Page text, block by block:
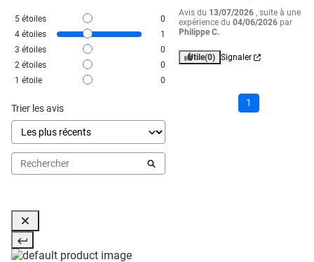
5 étoiles
0
4 étoiles
1
3 étoiles
0
2 étoiles
0
1 étoile 0
Trier les avis
Avis du 13/07/2026 , suite à une
expérience du04/06/2026 par
Philippe C.
Utile(0) Signaler
1